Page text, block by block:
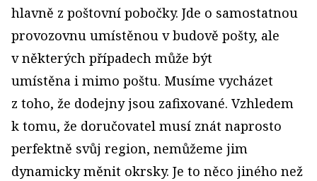
hlavně z poštovní pobočky. Jde o samostatnou
provozovnu umístěnou v budově pošty, ale
v některých případech může být
umístěna i mimo poštu. Musíme vycházet
z toho, že dodejny jsou zafixované. Vzhledem
k tomu, že doručovatel musí znát naprosto
perfektně svůj region, nemůžeme jim
dynamicky měnit okrsky. Je to něco jiného než